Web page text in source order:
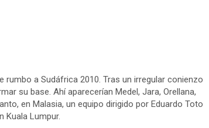
rumbo a Sudáfrica 2010. Tras un irregular conienzo
su base. Ahí aparecerían Medel, Jara, Orellana,
en Malasia, un equipo dirigido por Eduardo Toto
Kuala Lumpur.